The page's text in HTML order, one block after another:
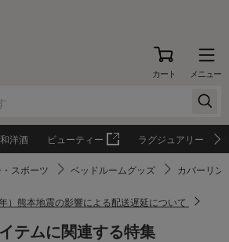
カート メニュー
和洋酒 ビューティー ラグジュアリー
スポーツ ベッドルームグッズ カバーリン
）熊本地震の影響による配送遅延について
テムに関連する特集